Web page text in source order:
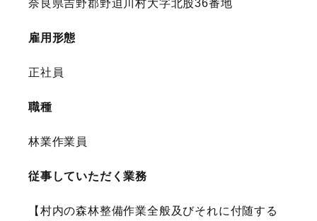
奈良県吉野郡野迫川村大字北股36番地
雇用形態
正社員
職種
林業作業員
従事していただく業務
【村内の森林整備作業全般及びそれに付随する